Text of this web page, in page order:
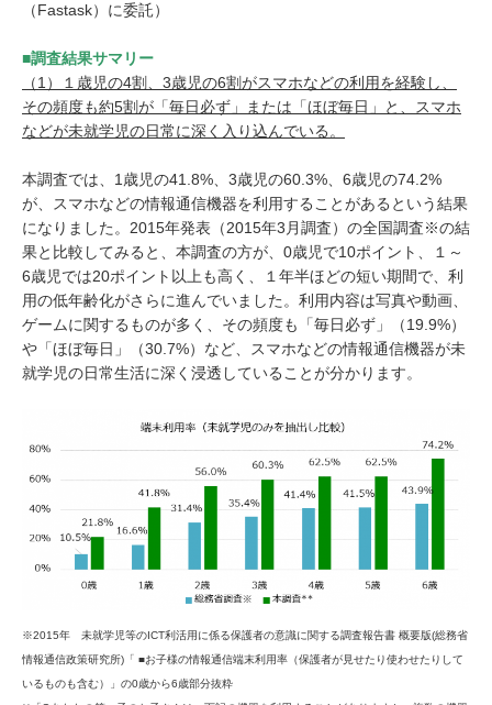
（Fastask）に委託）
■調査結果サマリー
（1）１歳児の4割、3歳児の6割がスマホなどの利用を経験し、
その頻度も約5割が「毎日必ず」または「ほぼ毎日」と、スマホ
などが未就学児の日常に深く入り込んでいる。
本調査では、1歳児の41.8%、3歳児の60.3%、6歳児の74.2%
が、スマホなどの情報通信機器を利用することがあるという結果
になりました。2015年発表（2015年3月調査）の全国調査※の結
果と比較してみると、本調査の方が、0歳児で10ポイント、１～
6歳児では20ポイント以上も高く、１年半ほどの短い期間で、利
用の低年齢化がさらに進んでいました。利用内容は写真や動画、
ゲームに関するものが多く、その頻度も「毎日必ず」（19.9%）
や「ほぼ毎日」（30.7%）など、スマホなどの情報通信機器が未
就学児の日常生活に深く浸透していることが分かります。
※2015年 未就学児等のICT利活用に係る保護者の意識に関する調査報告書 概要版(総務省
情報通信政策研究所) 「 ■お子様の情報通信端末利用率（保護者が見せたり使わせたりして
いるものも含む）」の0歳から6歳部分抜粋